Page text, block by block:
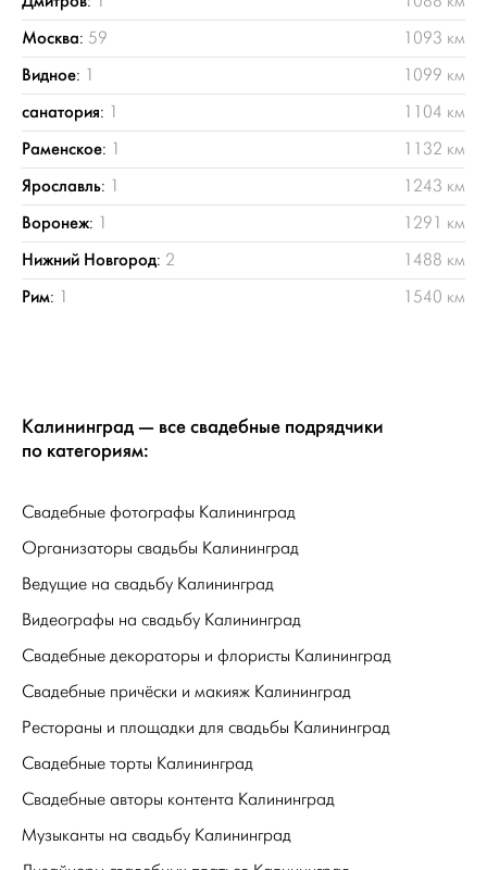
Москва: 59 1093 км
Видное: 1 1099 км
санатория: 1 1104 км
Раменское: 1 1132 км
Ярославль: 1 1243 км
Воронеж: 1 1291 км
Нижний Новгород: 2 1488 км
Рим: 1 1540 км
Калининград — все свадебные подрядчики
по категориям:
Свадебные фотографы Калининград
Организаторы свадьбы Калининград
Ведущие на свадьбу Калининград
Видеографы на свадьбу Калининград
Свадебные декораторы и флористы Калининград
Свадебные причёски и макияж Калининград
Рестораны и площадки для свадьбы Калининград
Свадебные торты Калининград
Свадебные авторы контента Калининград
Музыканты на свадьбу Калининград